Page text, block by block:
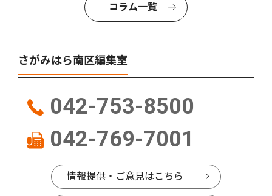
コラム一覧
さがみはら南区編集室
042-753-8500
042-769-7001
情報提供・ご意見はこちら